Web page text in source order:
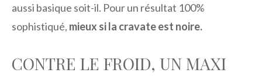
aussi basique soit-il. Pour un résultat 100%
sophistiqué, mieux si la cravate est noire.
CONTRE LE FROID, UN MAXI